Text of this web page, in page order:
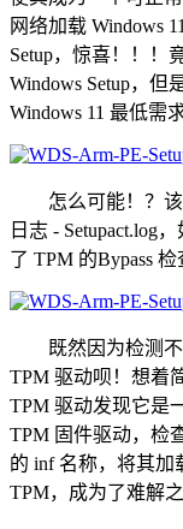
网络加载 Windows
Setup，惊喜！！！
Windows Setup，
Windows 11 最低需求
怎么可能！？该
日志 - Setupact.log
了 TPM 的Bypass
既然因为检测不
TPM 驱动呗！想着
TPM 驱动发现它是
TPM 固件驱动，检
的 inf 名称，将其加
TPM，成为了难解